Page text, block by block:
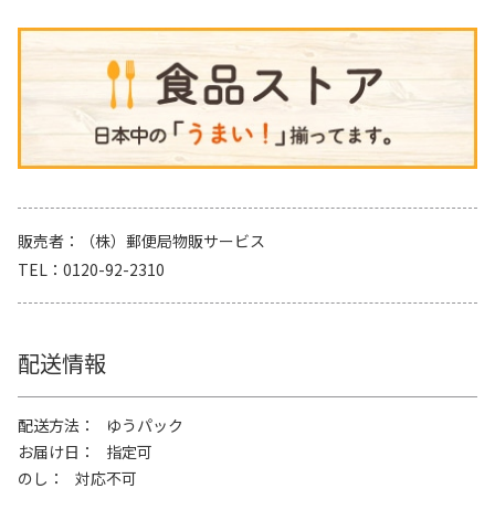
販売者
（株）郵便局物販サービス
TEL
0120-92-2310
配送情報
配送方法
ゆうパック
お届け日
指定可
のし
対応不可